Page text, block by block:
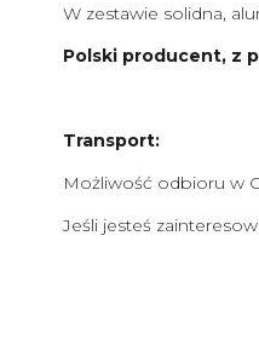
W zestawie solidna,
Polski producent, z
Transport:
Możliwość odbioru w
Jeśli jesteś